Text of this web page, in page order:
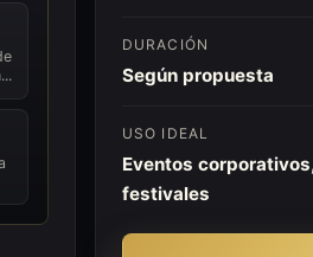
DURACIÓN
Según propuesta
USO IDEAL
Eventos
festivales